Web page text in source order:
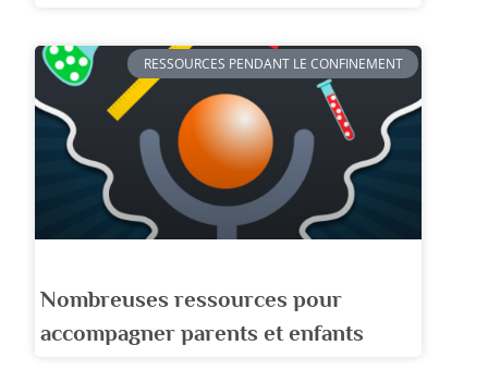
RESSOURCES PENDANT LE CONFINEMENT
Nombreuses ressources pour
accompagner parents et enfants